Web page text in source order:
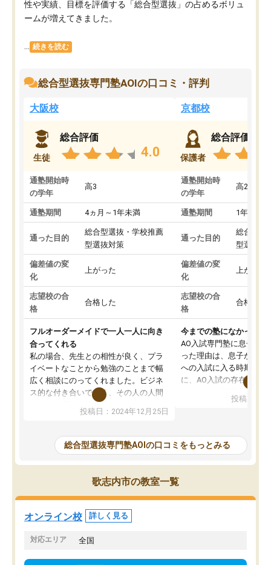
性や実績、目標を評価する「総合型選抜」の占めるボリュ
ームが増えてきました。
続きを読む
総合型選抜専門塾AOIの口コミ・評判
大阪校
生徒
総合評価
4.0
通塾開始時
の学年
高3
通塾期間 4ヵ月～1年未満
通った目的
総合型選抜・学校推薦
型選抜対策
偏差値の変
化
上がった
志望校の合
格
合格した
フルオーダーメイドで一人一人に向き
合ってくれる
私の場合、先生との相性が良く、プラ
イベートなことから勉強のことまで幅
広く相談にのってくれました。ビジネ
ス的な付き合いでなく、その人の人間
性までを適切に把握し、むきあってい
るなぁと強く感じることできました。
と相談すると、他の先生も紹介してく
ださり、客観的なアドバイスもいただ
くことができました（志望理由・自己
PR等の添削において）。そして、なに
より自習室が解放されている点がよか
ったです。友達と好きな時間に自習
し、お互いを高めあえる環境がありま
投稿日：2024年12月25日
京都校
保護者
総合評価
通塾開始時
の学年
高2
通塾期間 1年以上
通った目的
総合型選
型選抜対
偏差値の変
化
上がった
志望校の合
格
合格した
今までの塾になかった
AO入試専門塾に息子を
った理由は、息子が高校
への入試に入る時期に差
に、AO入試の存在を息
たことから、AOIに入塾
で、AO入試を改めて知
それに対しての具体的な
ことでした。更に子供の
けてらっしゃいますので
投稿日：
総合型選抜専門塾AOIの口コミをもっとみる
歌志内市の教室一覧
オンライン校 詳しく見る
対応エリア 全国